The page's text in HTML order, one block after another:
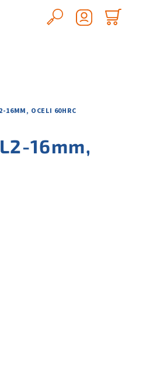
Hledat
16MM, OCELI 60HRC
16mm,